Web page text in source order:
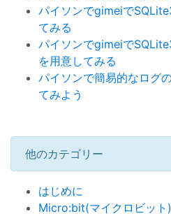
パイソンでgimeiで
てみる
パイソンでgimeiで
を用意してみる
パイソンで簡易的なログ
てみよう
他のカテゴリー
はじめに
Micro:bit(マイクロビット)